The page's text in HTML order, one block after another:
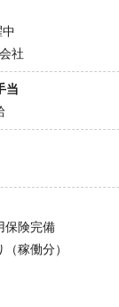
社
当
保険完備
稼働分）